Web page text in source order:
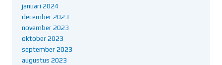
januari 2024
december 2023
november 2023
oktober 2023
september 2023
augustus 2023